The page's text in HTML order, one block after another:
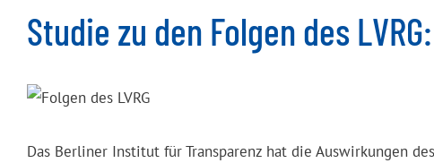
Studie zu den Folgen des
Das Berliner Institut für Transparenz hat die Auswirkungen